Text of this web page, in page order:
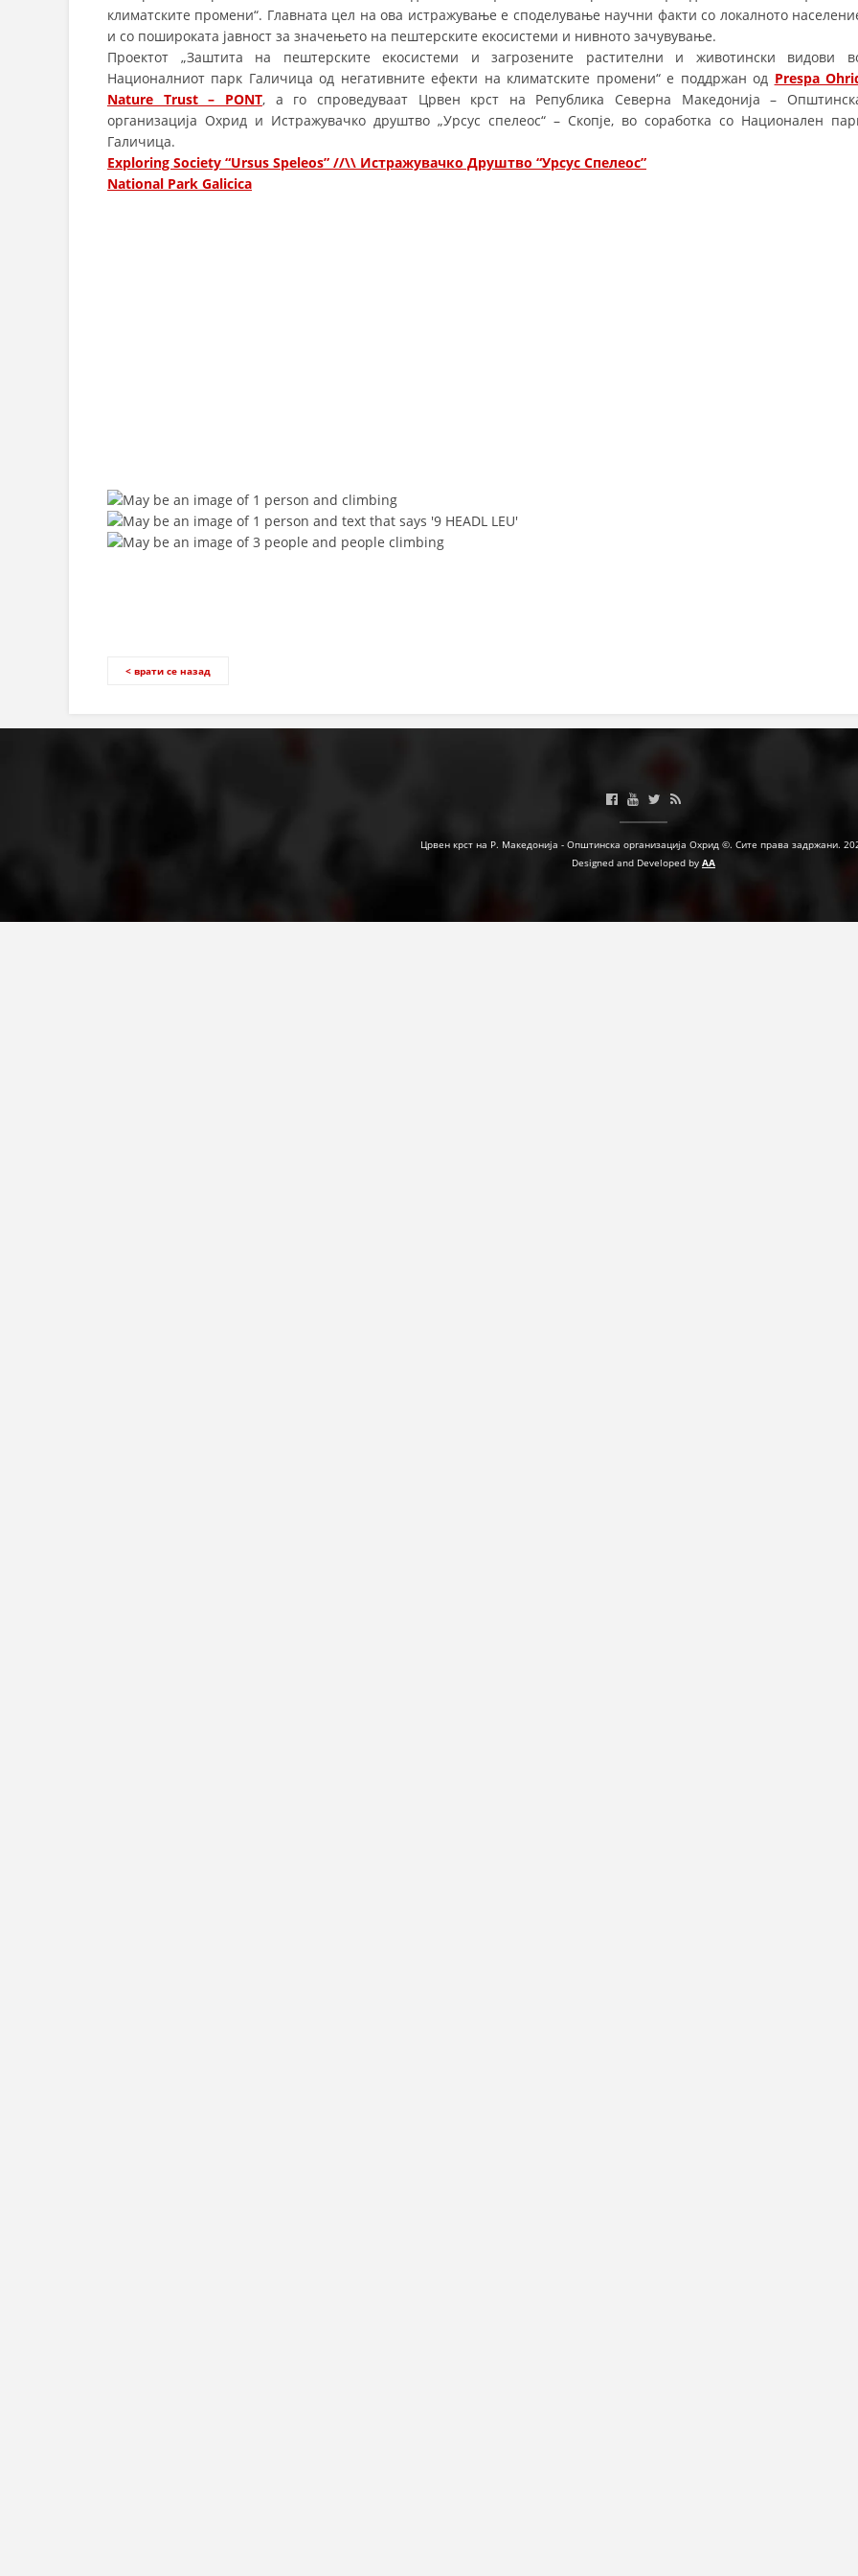
ДИСЕМИНАЦИЈА
MЕЃУНАРОДНО ХУМАНИТАРНО ПРАВО
ПРОМОЦИЈА НА ХУМАНИ ВРЕДНОСТИ
УПОТРЕБА И ЗАШТИТА НА АМБЛЕМОТ
СОЦИЈАЛНО ХУМАНИТАРНА ДЕЈНОСТ
ДЕЈСТВУВАЊЕ
климатските промени“. Главната цел на ова истражување е споделување научни факти со локалното
и со пошироката јавност за значењето на пештерските екосистеми и нивното зачувување.
Проектот „Заштита на пештерските екосистеми и загрозените растителни и животински видови
Националниот парк Галичица од негативните ефекти на климатските промени“ е поддржан од Prespa
Nature Trust – PONT, a го спроведуваат Црвен крст на Република Северна Македонија –
организација Охрид и Истражувачко друштво „Урсус спелеос“ – Скопје, во соработка со Национален
Галичица.
Exploring Society “Ursus Speleos” //\\ Истражувачко Друштво “Урсус Спелеос”
National Park Galicica
< врати се назад
Црвен крст на Р. Македонија - Општинска организација Охрид ©. Сите права задржани.
Designed and Developed by AA